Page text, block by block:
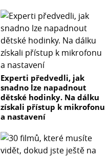
Experti předvedli, jak
snadno lze napadnout
dětské hodinky. Na dálku
získali přístup k mikrofonu
a nastavení